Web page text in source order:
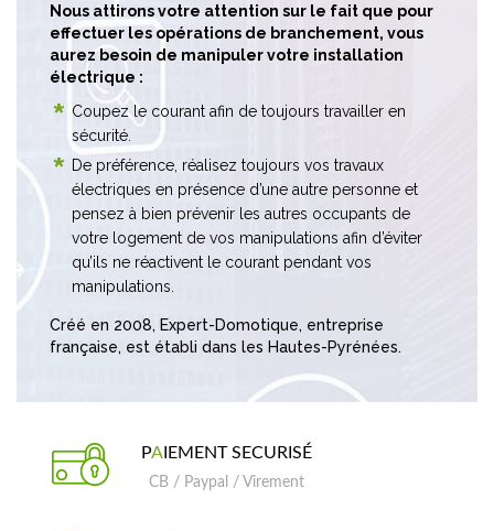
Nous attirons votre attention sur le fait que pour
effectuer les opérations de branchement, vous
aurez besoin de manipuler votre installation
électrique :
Coupez le courant afin de toujours travailler en
sécurité.
De préférence, réalisez toujours vos travaux
électriques en présence d’une autre personne et
pensez à bien prévenir les autres occupants de
votre logement de vos manipulations afin d’éviter
qu’ils ne réactivent le courant pendant vos
manipulations.
Créé en 2008, Expert-Domotique, entreprise
française, est établi dans les Hautes-Pyrénées.
PA IEMENT SECURISÉ
CB / Paypal / Virement